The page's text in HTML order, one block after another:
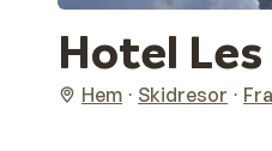
Hotel
Hem Skidresor